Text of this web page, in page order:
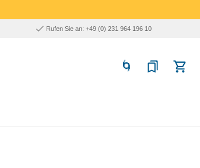
Rufen Sie an: +49 (0) 231 964 196 10